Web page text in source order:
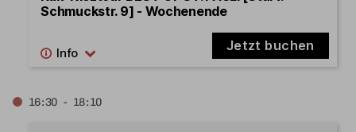
Schmuckstr. 9] - Wochenende
Jetzt buchen
16:30 - 18:10